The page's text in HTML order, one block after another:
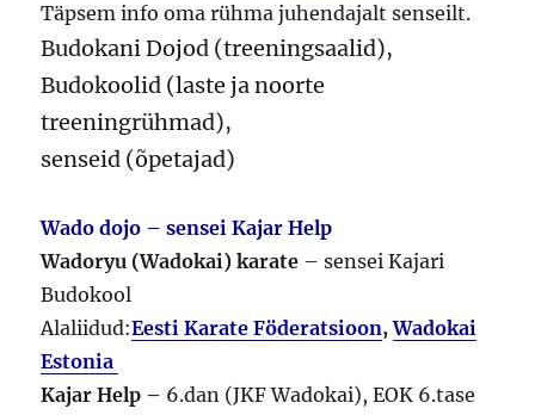
Täpsem info oma rühma juhendajalt senseilt.
Budokani Dojod (treeningsaalid),
Budokoolid (laste ja noorte
treeningrühmad),
senseid (õpetajad)
Wado dojo – sensei Kajar Help
Wadoryu (Wadokai) karate – sensei Kajari
Budokool
Alaliidud:Eesti Karate Föderatsioon, Wadokai
Estonia
Kajar Help – 6.dan (JKF Wadokai), EOK 6.tase